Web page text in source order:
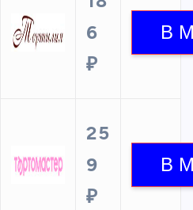
6
₽
25
9
₽